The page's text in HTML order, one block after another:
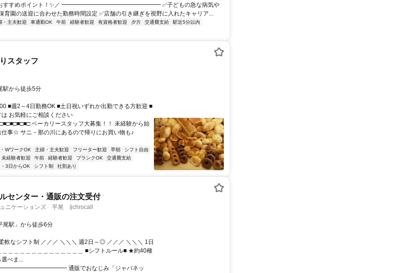
おすすめポイント！✨／ ━━━━━━━━━━━━━━━━━ ✅子どもの急な病気や
育園の送迎に合わせた勤務時間設定 ✅店舗の引き継ぎを視野に入れたキャリア...
・主夫歓迎 車通勤OK 午前 経験者歓迎 有資格者歓迎 夕方 交通費支給
駅近5分以内
スタッフ
駅から徒歩5分
■週2～4日勤務OK ■土日祝いずれか出勤できる方歓迎 ■
お気軽にご相談ください
ベーカリースタッフ大募集！！ 未経験から始
事☆ サニ－那の川にあるので帰りにお買い物も♪
WワークOK 主婦・主夫歓迎 フリーター歓迎 早朝
シフト自由
未経験者歓迎 午前 経験者歓迎 ブランクOK
交通費支給
3日からOK シフト制 社割あり
センター・通販の注文受付
ニケーションズ 平尾 /jchrocall
尾駅」から徒歩6分
軟なシフト制 ／／／ ＼＼＼ 週2日～◎ ／／／ ＼＼＼ 1日
＿＿＿＿＿＿＿＿＿＿＿＿＿ ■シフトルール■ ★約40種
べま...
通販でおなじみ「ジャパネッ